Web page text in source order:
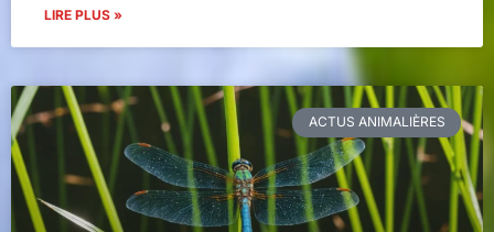
LIRE PLUS »
ACTUS ANIMALIÈRES